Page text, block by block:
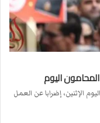
اليوم
الإثنين، إضرابا عن العمل